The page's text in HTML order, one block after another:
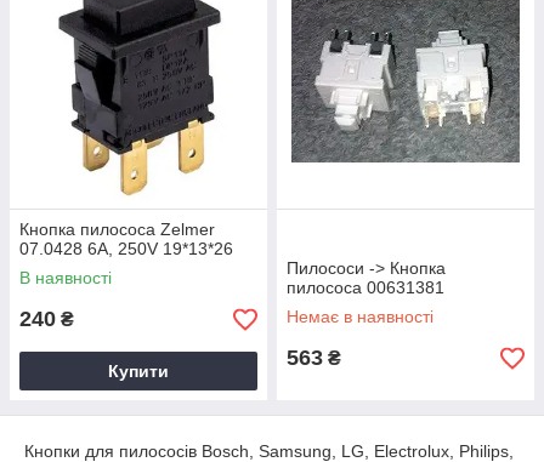
Кнопка пилососа Zelmer
07.0428 6A, 250V 19*13*26
В наявності
240 ₴
Купити
Пилососи -> Кнопка
пилососа 00631381
Немає в наявності
563 ₴
Кнопки для пилососів Bosch, Samsung, LG, Electrolux, Philips,